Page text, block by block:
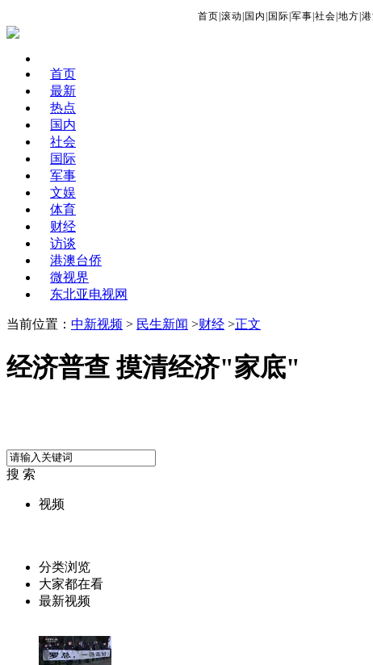
首页 滚动 国内 国际 军事 社会 地方
首页
最新
热点
国内
社会
国际
军事
文娱
体育
财经
访谈
港澳台侨
微视界
东北亚电视网
当前位置： 中新视频 > 民生新闻 >财经 >正文
经济普查 摸清经济"家底"
搜 索
视频
分类浏览
大家都在看
最新视频